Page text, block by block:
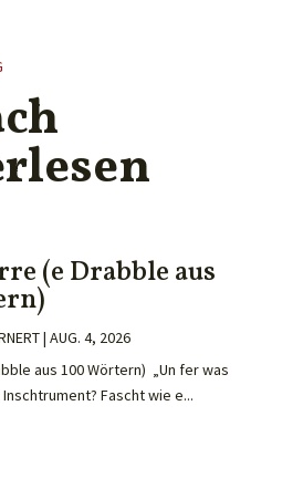
(e Drabble aus
| AUG. 4, 2026
aus 100 Wörtern) „Un fer was
Fascht wie e...